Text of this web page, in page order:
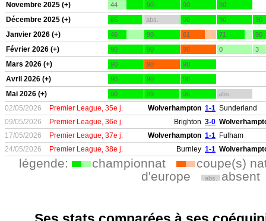
Novembre 2025 (+) 44 90 90 90
Décembre 2025 (+) 85 abs. 90 90 90
Janvier 2026 (+) 46 90 61 71 90
Février 2026 (+) 90 90 90 0 3
Mars 2026 (+) 90 90 90
Avril 2026 (+) 90 90 90
Mai 2026 (+) 90 89 90 abs.
02/05/2026 Premier League, 35e j. Wolverhampton 1-1 Sunderland
09/05/2026
Premier League, 36e j. Brighton 3-0
17/05/2026
Premier League, 37e j. Wolverhampton 1-1 Fulham
24/05/2026
Premier League, 38e j. Burnley 1-1
légende: championnat
coupe(s)
d'europe
abs. absent